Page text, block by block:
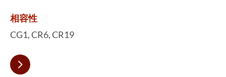
相容性
CG1, CR6, CR19